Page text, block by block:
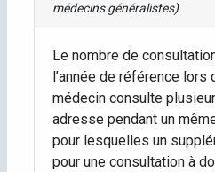
médecins généralistes)
Le nombre de
l’année de référence
médecin consulte
adresse pendant un
pour lesquelles un
pour une consultation à